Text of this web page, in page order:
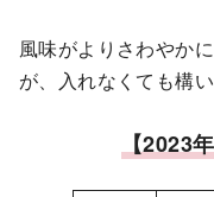
風味がよりさわやか
が、入れなくても構い
【2023